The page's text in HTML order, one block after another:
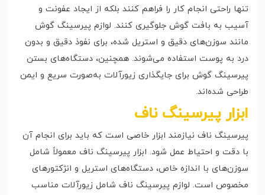
تنها راحتی انجام کار را فراهم کنند بلکه از ایجاد عفونت و
آسیب به بافت گوش جلوگیری کنند. لوازم پیرسینگ گوش
مانند سوزن‌های دقیق و استریل شده، برای نفوذ دقیق و بدون
درد به پوست استفاده می‌شوند. همچنین، دستگاه‌های بستن
پیرسینگ گوش برای جایگذاری زیورآلات به‌صورت سریع و ایمن
طراحی شده‌اند.
ابزار پیرسینگ ناف
پیرسینگ ناف نیازمند ابزار خاصی است که باید برای انجام آن
با دقت و احتیاط عمل شود. ابزار پیرسینگ ناف معمولاً شامل
سوزن‌های با اندازه خاص، دستگاه‌های استریل و انژکتورهای
مخصوص است. لوازم پیرسینگ ناف شامل زیورآلات مناسب